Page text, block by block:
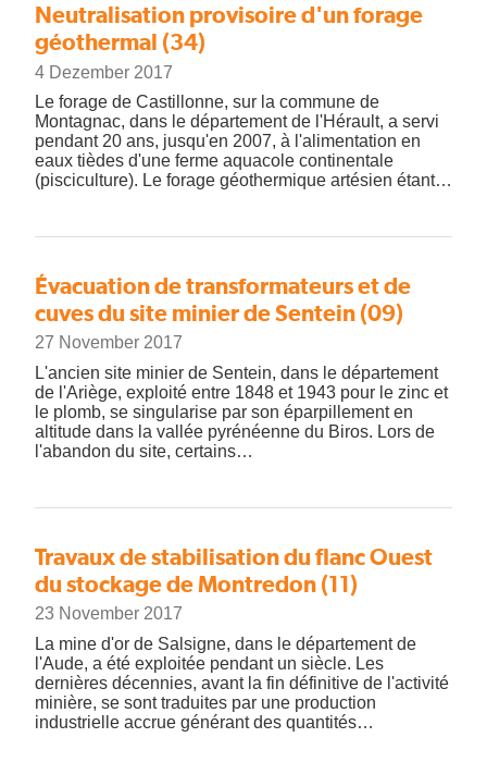
Neutralisation provisoire d'un forage
géothermal (34)
4 Dezember 2017
Le forage de Castillonne, sur la commune de
Montagnac, dans le département de l'Hérault, a servi
pendant 20 ans, jusqu'en 2007, à l'alimentation en
eaux tièdes d'une ferme aquacole continentale
(pisciculture). Le forage géothermique artésien étant…
Évacuation de transformateurs et de
cuves du site minier de Sentein (09)
27 November 2017
L'ancien site minier de Sentein, dans le département
de l'Ariège, exploité entre 1848 et 1943 pour le zinc et
le plomb, se singularise par son éparpillement en
altitude dans la vallée pyrénéenne du Biros. Lors de
l'abandon du site, certains…
Travaux de stabilisation du flanc Ouest
du stockage de Montredon (11)
23 November 2017
La mine d'or de Salsigne, dans le département de
l'Aude, a été exploitée pendant un siècle. Les
dernières décennies, avant la fin définitive de l'activité
minière, se sont traduites par une production
industrielle accrue générant des quantités…